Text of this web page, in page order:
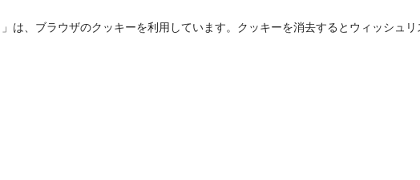
は、ブラウザのクッキーを利用しています。クッキーを消去するとウィッシュリ